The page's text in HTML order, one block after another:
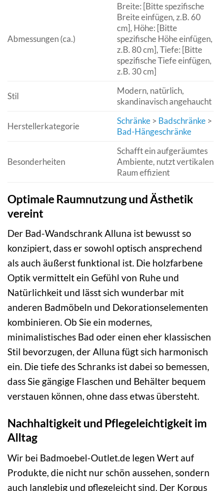
Abmessungen (ca.)
Breite: [Bitte spezifische
Breite einfügen, z.B. 60
cm], Höhe: [Bitte
spezifische Höhe einfügen,
z.B. 80 cm], Tiefe: [Bitte
spezifische Tiefe einfügen,
z.B. 30 cm]
Stil
Modern, natürlich,
skandinavisch angehaucht
Herstellerkategorie
Schränke> Badschränke>
Bad-Hängeschränke
Besonderheiten
Schafft ein aufgeräumtes
Ambiente, nutzt vertikalen
Raum effizient
Optimale Raumnutzung und Ästhetik
vereint
Der Bad-Wandschrank Alluna ist bewusst so
konzipiert, dass er sowohl optisch ansprechend
als auch äußerst funktional ist. Die holzfarbene
Optik vermittelt ein Gefühl von Ruhe und
Natürlichkeit und lässt sich wunderbar mit
anderen Badmöbeln und Dekorationselementen
kombinieren. Ob Sie ein modernes,
minimalistisches Bad oder einen eher klassischen
Stil bevorzugen, der Alluna fügt sich harmonisch
ein. Die tiefe des Schranks ist dabei so bemessen,
dass Sie gängige Flaschen und Behälter bequem
verstauen können, ohne dass etwas übersteht.
Nachhaltigkeit und Pflegeleichtigkeit im
Alltag
Wir bei Badmoebel-Outlet.de legen Wert auf
Produkte, die nicht nur schön aussehen, sondern
auch langlebig und pflegeleicht sind. Der Korpus